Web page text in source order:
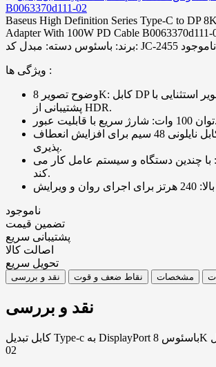
Baseus High Definition Series Type-C to DP
Adapter With 100W PD Cable B0063370d111-
برند: باسئوس دسته: مبدل کد: JC-2455 ناموجود
ویژگی ها :
وضوح تصویر 8K: کابل DP با کیفیت تصویر استثنایی با
پشتیبانی از HDR.
توان 100 وات: شارژ سریع با قابلیت عبور.
ساختار بادوام: کابل نایلونی 48 سیم برای افزایش انعطاف
پذیری.
با چندین دستگاه و سیستم عامل کار می
کند.
ناموجود
تضمین قیمت
پشتیبانی سریع
اصالت کالا
تحویل سریع
نقد و بررسی نقاط ضعف و قوت مشخصات
نقد و بررسی
كابل تبدیل Type-c به DisplayPort باسئوس 8K مدل B0063370d111-
02